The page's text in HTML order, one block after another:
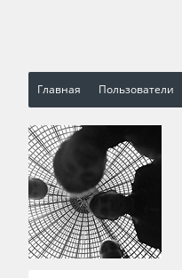
Главная Пользователи